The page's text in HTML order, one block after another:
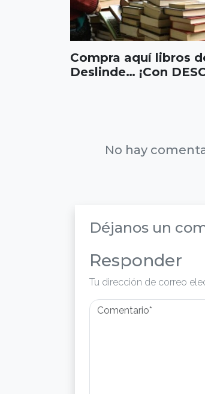
Compra aquí libros
Deslinde… ¡Con
No hay
Déjanos un
Responder
Tu dirección de correo